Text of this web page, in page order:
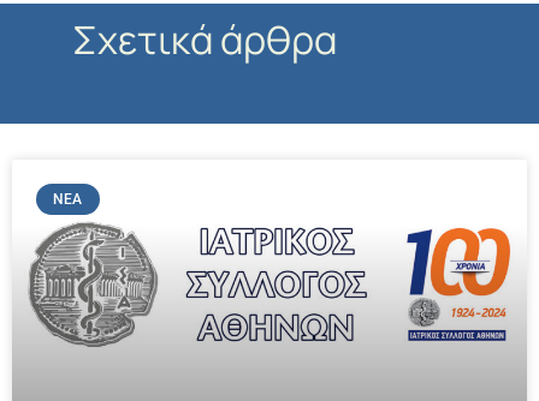
Σχετικά άρθρα
ΝΈΑ